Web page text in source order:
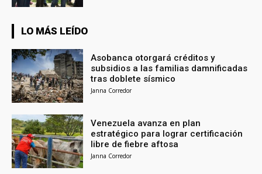
LO MÁS LEÍDO
Asobanca otorgará créditos y
subsidios a las familias damnificadas
tras doblete sísmico
Janna Corredor
Venezuela avanza en plan
estratégico para lograr certificación
libre de fiebre aftosa
Janna Corredor